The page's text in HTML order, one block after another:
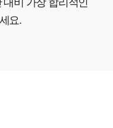
비 가장 합리적인
요.